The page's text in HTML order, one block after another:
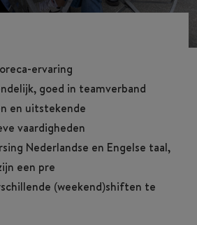
ervaring
goed in teamverband
en uitstekende
vaardigheden
Nederlandse en Engelse taal,
een pre
(weekend)shiften te